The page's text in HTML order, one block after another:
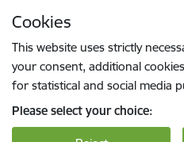
Cookies
This website uses strictly
your consent, additional
for statistical and social media
Please select your choice: